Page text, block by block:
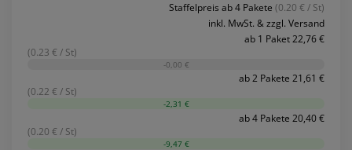
Staffelpreis ab 4 Pakete (0.20 € / St)
inkl. MwSt. & zzgl. Versand
ab 1 Paket 22,76 €
(0.23 € / St)
-0,00 €
ab 2 Pakete 21,61 €
(0.22 € / St)
-2,31 €
ab 4 Pakete 20,40 €
(0.20 € / St)
-9,47 €